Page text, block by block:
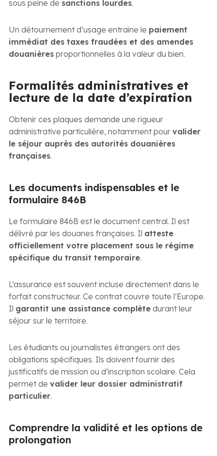
sous peine de sanctions lourdes.
Un détournement d’usage entraîne le paiement
immédiat des taxes fraudées et des amendes
douanièresproportionnelles à la valeur du bien.
Formalités administratives et
lecture de la date d’expiration
Obtenir ces plaques demande une rigueur
administrative particulière, notamment pour valider
le séjour auprès des autorités douanières
françaises.
Les documents indispensables et le
formulaire 846B
Le formulaire 846B est le document central. Il est
délivré par les douanes françaises. Il atteste
officiellement votre placement sous le régime
spécifique du transit temporaire.
L’assurance est souvent incluse directement dans le
forfait constructeur. Ce contrat couvre toute l’Europe.
Il garantit une assistance complètedurant leur
séjour sur le territoire.
Les étudiants ou journalistes étrangers ont des
obligations spécifiques. Ils doivent fournir des
justificatifs de mission ou d’inscription scolaire. Cela
permet de valider leur dossier administratif
particulier.
Comprendre la validité et les options de
prolongation